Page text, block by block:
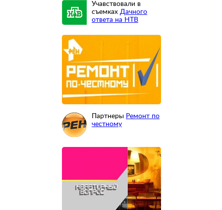
Учавствовали в
съемках Дачного
ответа на НТВ
Партнеры Ремонт по
честному